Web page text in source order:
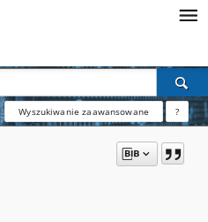
Wyszukiwanie zaawansowane ?